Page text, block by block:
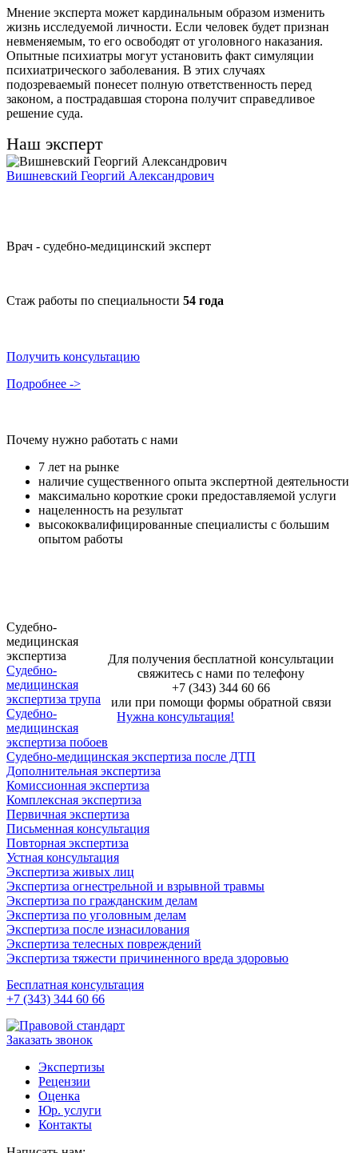
Мнение эксперта может кардинальным образом изменить
жизнь исследуемой личности. Если человек будет признан
невменяемым, то его освободят от уголовного наказания.
Опытные психиатры могут установить факт симуляции
психиатрического заболевания. В этих случаях
подозреваемый понесет полную ответственность перед
законом, а пострадавшая сторона получит справедливое
решение суда.
Наш эксперт
Вишневский Георгий Александрович
Врач - судебно-медицинский эксперт
Стаж работы по специальности 54 года
Получить консультацию
Подробнее ->
Почему нужно работать с нами
7 лет на рынке
наличие существенного опыта экспертной деятельности
максимально короткие сроки предоставляемой услуги
нацеленность на результат
высококвалифицированные специалисты с большим
опытом работы
Для получения бесплатной консультации
свяжитесь с нами по телефону
+7 (343) 344 60 66
или при помощи формы обратной связи
Нужна консультация!
Судебно-
медицинская
экспертиза
Судебно-
медицинская
экспертиза трупа
Судебно-
медицинская
экспертиза побоев
Судебно-медицинская экспертиза после ДТП
Дополнительная экспертиза
Комиссионная экспертиза
Комплексная экспертиза
Первичная экспертиза
Письменная консультация
Повторная экспертиза
Устная консультация
Экспертиза живых лиц
Экспертиза огнестрельной и взрывной травмы
Экспертиза по гражданским делам
Экспертиза по уголовным делам
Экспертиза после изнасилования
Экспертиза телесных повреждений
Экспертиза тяжести причиненного вреда здоровью
Бесплатная консультация
+7 (343) 344 60 66
Заказать звонок
Экспертизы
Рецензии
Оценка
Юр. услуги
Контакты